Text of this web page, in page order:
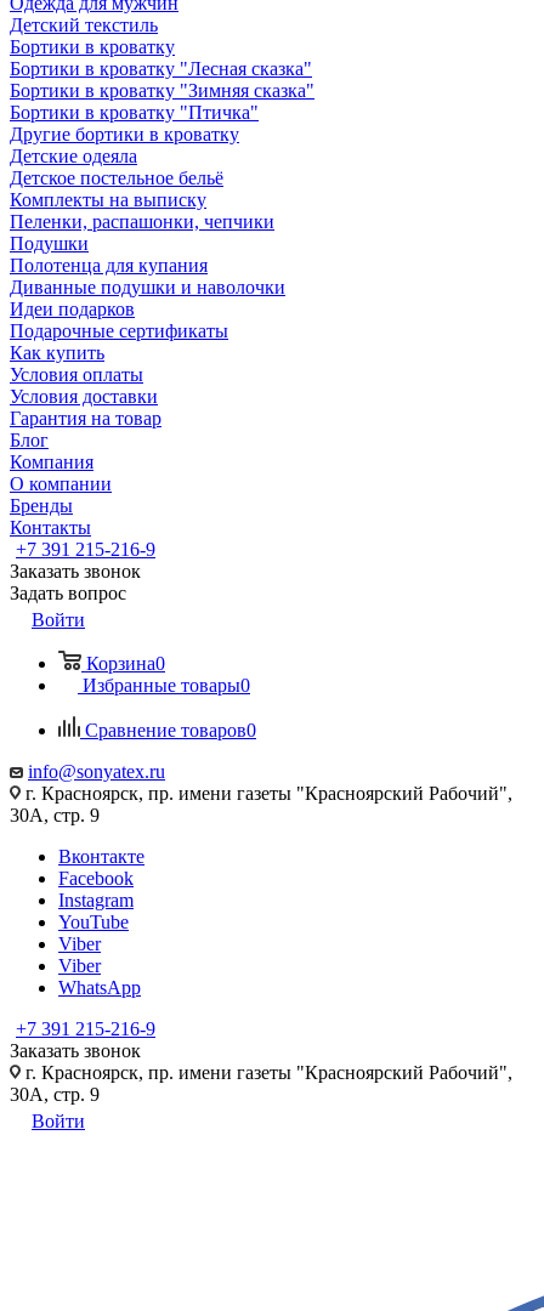
Детский текстиль
Бортики в кроватку
Бортики в кроватку "Лесная сказка"
Бортики в кроватку "Зимняя сказка"
Бортики в кроватку "Птичка"
Другие бортики в кроватку
Детские одеяла
Детское постельное бельё
Комплекты на выписку
Пеленки, распашонки, чепчики
Подушки
Полотенца для купания
Диванные подушки и наволочки
Идеи подарков
Подарочные сертификаты
Как купить
Условия оплаты
Условия доставки
Гарантия на товар
Блог
Компания
О компании
Бренды
Контакты
+7 391 215-216-9
Заказать звонок
Задать вопрос
Войти
Корзина0
Избранные товары0
Сравнение товаров0
info@sonyatex.ru
г. Красноярск, пр. имени газеты "Красноярский Рабочий",
30А, стр. 9
Вконтакте
Facebook
Instagram
YouTube
Viber
Viber
WhatsApp
+7 391 215-216-9
Заказать звонок
г. Красноярск, пр. имени газеты "Красноярский Рабочий",
30А, стр. 9
Войти